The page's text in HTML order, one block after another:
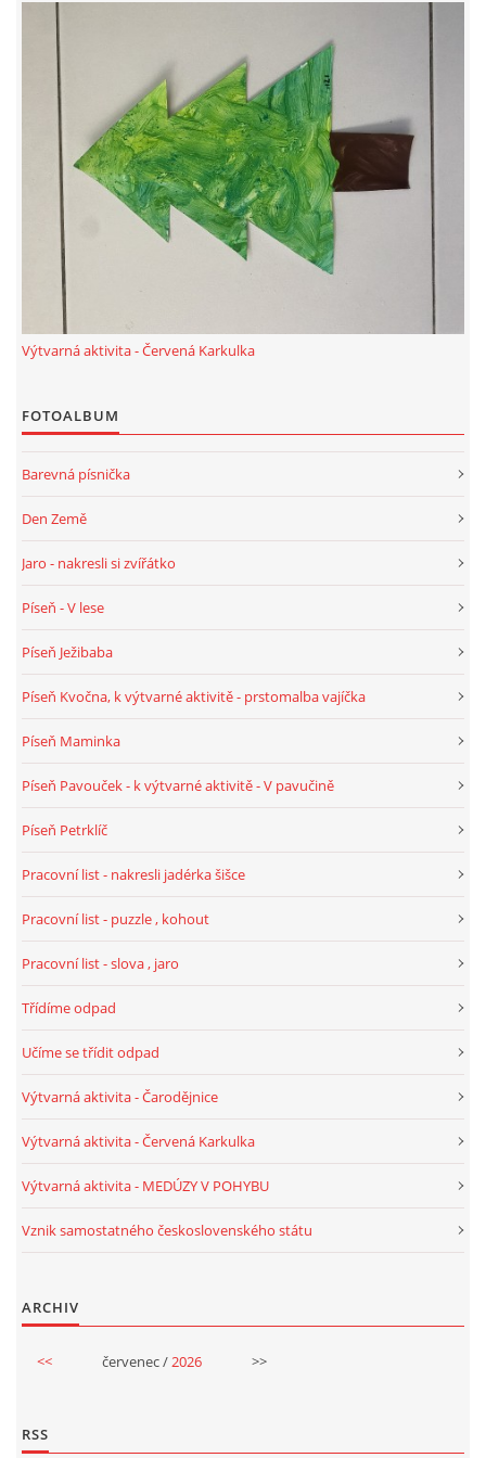
PÍSNĚ K TÉMATU PODZIM
BÁSNĚ K TÉMATU PODZIM
POHYBOVÉ AKTIVITY NA TÉMA PODZIM
PÍSNĚ K TÉMATU ZIMA
BÁSNĚ K TÉMATU ZIMA
VZDĚLÁVACÍ PLÁN OD ZÁŘÍ DO ČERVNA
SMYSLOVÁ AKTIVITA
JÓGOVÉ CVIČENÍ, TYPY, RADY, RECENZE
STÁTNÍ SVÁTKY
20.10. DEN STROMŮ
DUŠIČKY
SVATÁ KATEŘINA 25.LISTOPADU
MIKULÁŠ, ČERTI
MASOPUST
Výtvarná aktivita - Červená Karkulka
FOTOALBUM
Barevná písnička
Den Země
Jaro - nakresli si zvířátko
Píseň - V lese
Píseň Ježibaba
Píseň Kvočna, k výtvarné aktivitě - prstomalba vajíčka
Píseň Maminka
Píseň Pavouček - k výtvarné aktivitě - V pavučině
Píseň Petrklíč
Pracovní list - nakresli jadérka šišce
Pracovní list - puzzle , kohout
Pracovní list - slova , jaro
Třídíme odpad
Učíme se třídit odpad
Výtvarná aktivita - Čarodějnice
Výtvarná aktivita - Červená Karkulka
Výtvarná aktivita - MEDÚZY V POHYBU
Vznik samostatného československého státu
ARCHIV
<< červenec /2026 >>
RSS